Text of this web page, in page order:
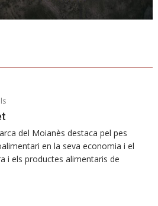
del Moianès destaca pel pes
en la seva economia i el
i els productes alimentaris de